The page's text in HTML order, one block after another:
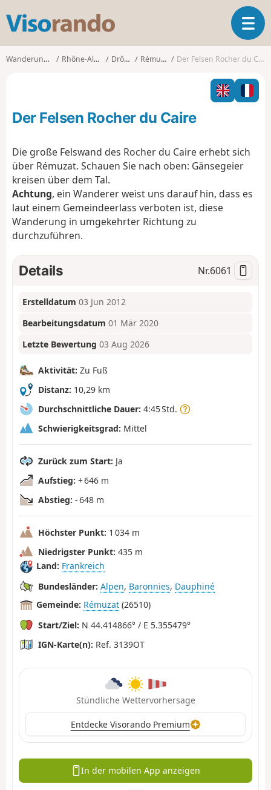
s
o
o
T
o
l
n
g
i
Wanderungen Rhône-Alpes Drôme Rémuzat Der Felsen Rocher du Caire
Der Felsen Rocher du Caire
Die große Felswand des Rocher du Caire erhebt sich
über Rémuzat. Schauen Sie nach oben: Gänsegeier
kreisen über dem Tal.
Achtung, ein Wanderer weist uns darauf hin, dass es
laut einem Gemeindeerlass verboten ist, diese
Wanderung in umgekehrter Richtung zu
durchzuführen.
Details Nr.6061
Erstelldatum 03 Jun 2012
Bearbeitungsdatum 01 Mär 2020
Letzte Bewertung 03 Aug 2026
Aktivität: Zu Fuß
Distanz: 10,29 km
Durchschnittliche Dauer: 4:45 Std.
Schwierigkeitsgrad: Mittel
Zurück zum Start: Ja
Aufstieg: + 646 m
Abstieg: - 648 m
Höchster Punkt: 1 034 m
Niedrigster Punkt: 435 m
Land: Frankreich
Bundesländer: Alpen, Baronnies, Dauphiné
Gemeinde: Rémuzat (26510)
Start/Ziel: N 44.414866° / E 5.355479°
IGN-Karte(n): Ref. 3139OT
Stündliche Wettervorhersage
Entdecke Visorando Premium
In der mobilen App anzeigen